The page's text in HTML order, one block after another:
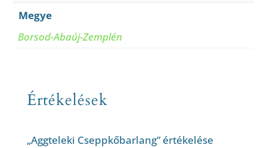
Megye
Borsod-Abaúj-Zemplén
Értékelések
„Aggteleki Cseppkőbarlang” értékelése